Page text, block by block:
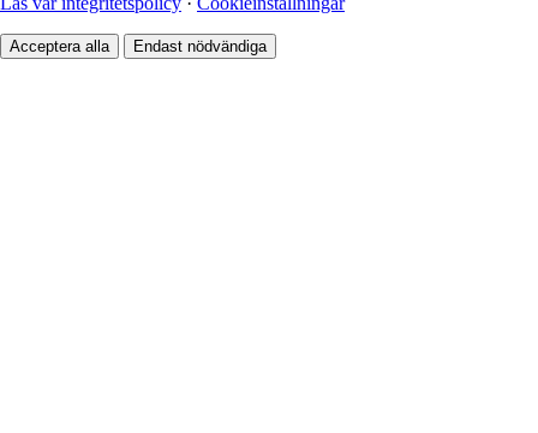
Acceptera alla Endast nödvändiga